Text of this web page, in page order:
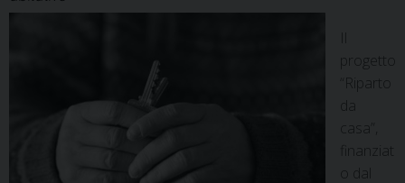
progetto
“Riparto
da
casa”,
finanziat
o dal